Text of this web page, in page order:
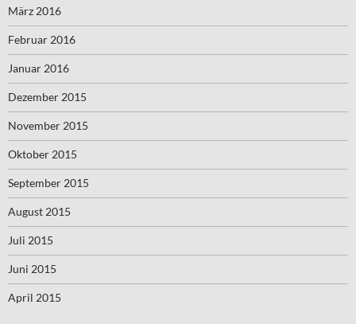
März 2016
Februar 2016
Januar 2016
Dezember 2015
November 2015
Oktober 2015
September 2015
August 2015
Juli 2015
Juni 2015
April 2015